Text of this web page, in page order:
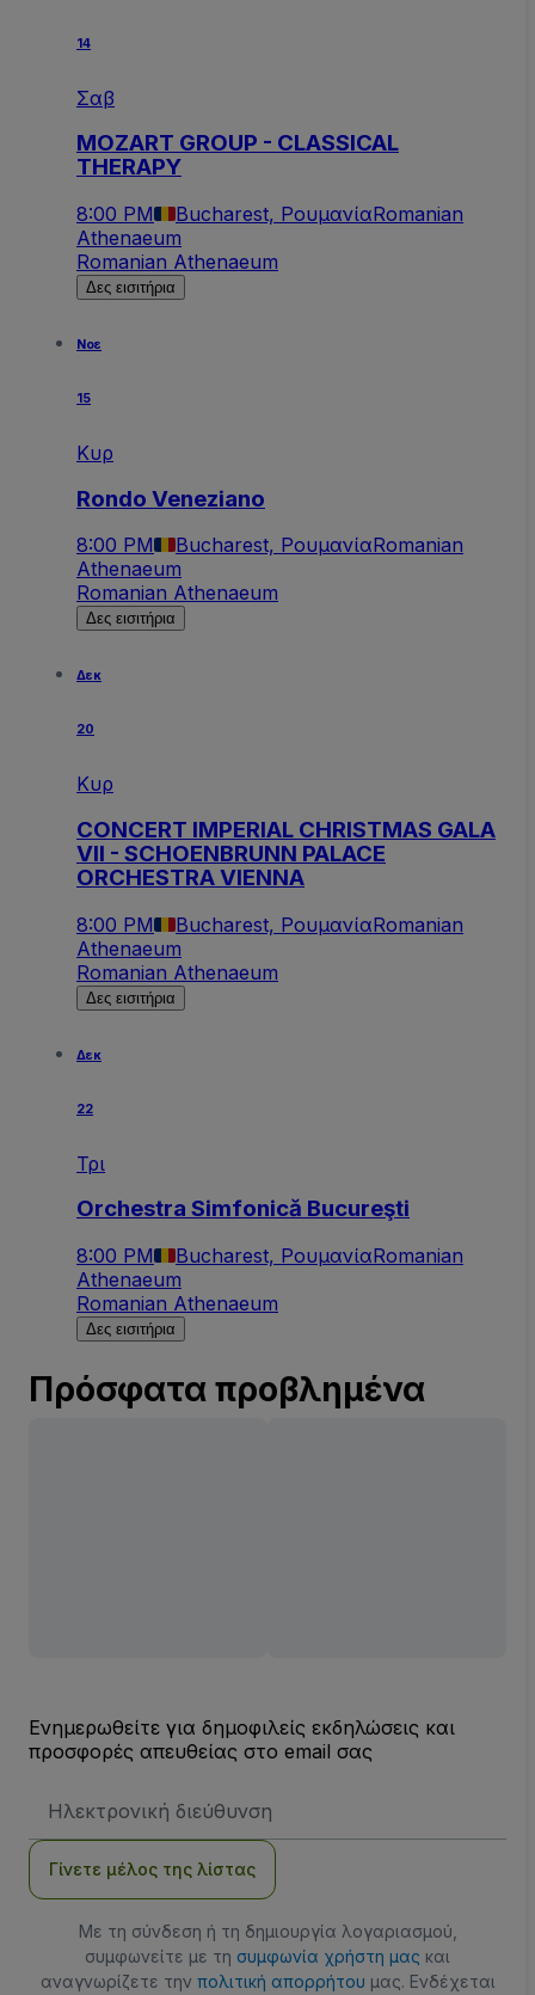
14
Σαβ
MOZART GROUP - CLASSICAL
THERAPY
8:00 PM Bucharest, ΡουμανίαRomanian
Athenaeum
Romanian Athenaeum
Δες εισιτήρια
Νοε
15
Κυρ
Rondo Veneziano
8:00 PM Bucharest, ΡουμανίαRomanian
Athenaeum
Romanian Athenaeum
Δες εισιτήρια
Δεκ
20
Κυρ
CONCERT IMPERIAL CHRISTMAS GALA
VII - SCHOENBRUNN PALACE
ORCHESTRA VIENNA
8:00 PM Bucharest, ΡουμανίαRomanian
Athenaeum
Romanian Athenaeum
Δες εισιτήρια
Δεκ
22
Τρι
Orchestra Simfonică Bucureşti
8:00 PM Bucharest, ΡουμανίαRomanian
Athenaeum
Romanian Athenaeum
Δες εισιτήρια
Πρόσφατα προβλημένα
Ενημερωθείτε για δημοφιλείς εκδηλώσεις και
προσφορές απευθείας στο email σας
Email
Γίνετε μέλος της λίστας
Με τη σύνδεση ή τη δημιουργία λογαριασμού,
συμφωνείτε με τη συμφωνία χρήστη μας και
αναγνωρίζετε την πολιτική απορρήτου μας. Ενδέχεται